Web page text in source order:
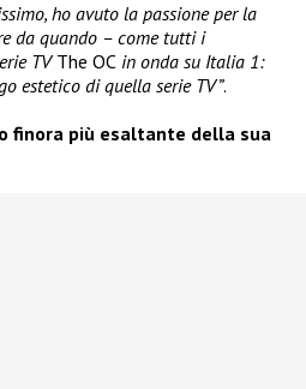
ho avuto la passione per la
da quando – come tutti i
TVThe OC in onda su Italia 1:
estetico di quella serie TV”.
finora più esaltante della sua